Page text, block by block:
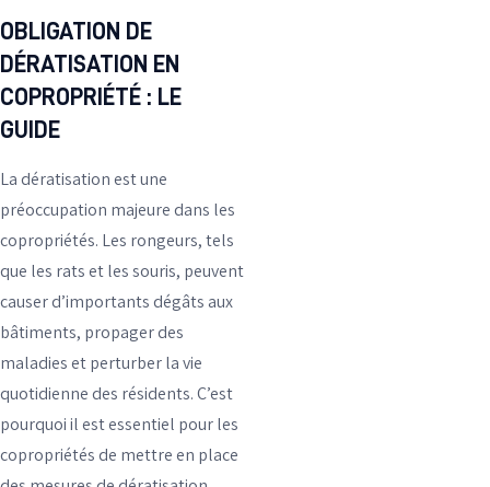
OBLIGATION DE
DÉRATISATION EN
COPROPRIÉTÉ : LE
GUIDE
La dératisation est une
préoccupation majeure dans les
copropriétés. Les rongeurs, tels
que les rats et les souris, peuvent
causer d’importants dégâts aux
bâtiments, propager des
maladies et perturber la vie
quotidienne des résidents. C’est
pourquoi il est essentiel pour les
copropriétés de mettre en place